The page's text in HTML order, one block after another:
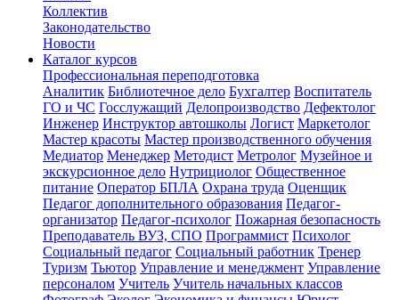
Коллектив
Законодательство
Новости
Каталог курсов
Профессиональная переподготовка
Аналитик Библиотечное дело Бухгалтер Воспитатель
ГО и ЧС Госслужащий Делопроизводство Дефектолог
Инженер Инструктор автошколы Логист Маркетолог
Мастер красоты Мастер производственного обучения
Медиатор Менеджер Методист Метролог Музейное и
экскурсионное дело Нутрициолог Общественное
питание Оператор БПЛА Охрана труда Оценщик
Педагог дополнительного образования Педагог-
организатор Педагог-психолог Пожарная безопасность
Преподаватель ВУЗ, СПО Программист Психолог
Социальный педагог Социальный работник Тренер
Туризм Тьютор Управление и менеджмент Управление
персоналом Учитель Учитель начальных классов